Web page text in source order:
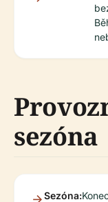
sezóna
Sezóna: